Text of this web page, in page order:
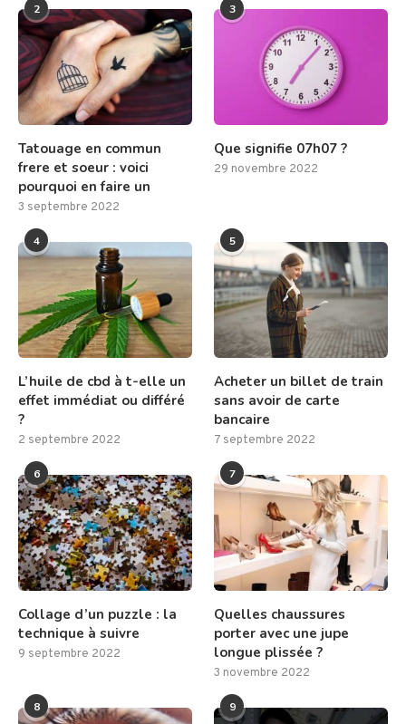
2
Tatouage en commun
frere et soeur : voici
pourquoi en faire un
3 septembre 2022
3
Que signifie 07h07 ?
29 novembre 2022
4
L’huile de cbd à t-elle un
effet immédiat ou différé
?
2 septembre 2022
5
Acheter un billet de train
sans avoir de carte
bancaire
7 septembre 2022
6
Collage d’un puzzle : la
technique à suivre
9 septembre 2022
7
Quelles chaussures
porter avec une jupe
longue plissée ?
3 novembre 2022
8 9